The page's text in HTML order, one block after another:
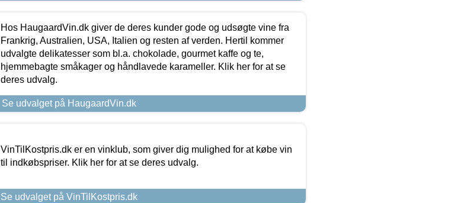
Hos HaugaardVin.dk giver de deres kunder gode og udsøgte vine fra
Frankrig, Australien, USA, Italien og resten af verden. Hertil kommer
udvalgte delikatesser som bl.a. chokolade, gourmet kaffe og te,
hjemmebagte småkager og håndlavede karameller. Klik her for at se
deres udvalg.
Se udvalget på HaugaardVin.dk
VinTilKostpris.dk er en vinklub, som giver dig mulighed for at købe vin
til indkøbspriser. Klik her for at se deres udvalg.
Se udvalget på VinTilKostpris.dk